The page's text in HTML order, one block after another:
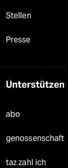
Stellen
Presse
Unterstützen
abo
genossenschaft
taz zahl ich